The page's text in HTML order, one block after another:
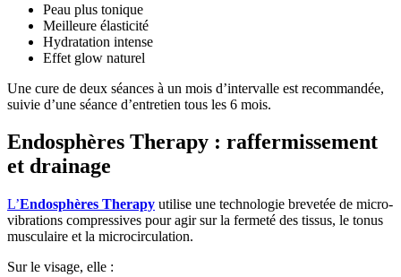
Peau plus tonique
Meilleure élasticité
Hydratation intense
Effet glow naturel
Une cure de deux séances à un mois d’intervalle est recommandée,
suivie d’une séance d’entretien tous les 6 mois.
Endosphères Therapy : raffermissement
et drainage
L’Endosphères Therapy utilise une technologie brevetée de micro-
vibrations compressives pour agir sur la fermeté des tissus, le tonus
musculaire et la microcirculation.
Sur le visage, elle :